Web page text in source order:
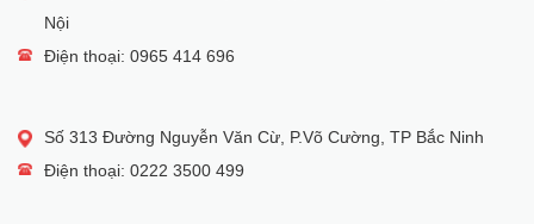
Nội
Điện thoại: 0965 414 696
Số 313 Đường Nguyễn Văn Cừ, P.Võ Cường, TP Bắc Ninh
Điện thoại: 0222 3500 499